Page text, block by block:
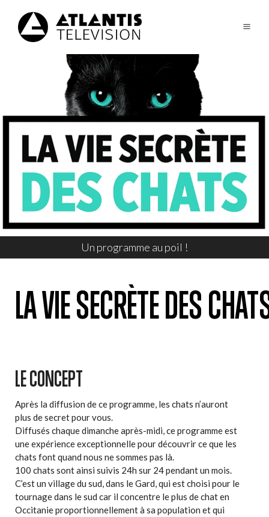
Un programme au poil !
LA VIE SECRÈTE DES
LE CONCEPT
Après la diffusion de ce programme, les chats n’auront
plus de secret pour vous.
Diffusés chaque dimanche après-midi, ce programme est
une expérience exceptionnelle pour découvrir ce que les
chats font quand nous ne sommes pas là.
100 chats sont ainsi suivis 24h sur 24 pendant un mois.
C’est un village du sud, dans le Gard, qui est choisi pour le
tournage dans le sud car il concentre le plus de chat en
Occitanie proportionnellement à sa population et qui